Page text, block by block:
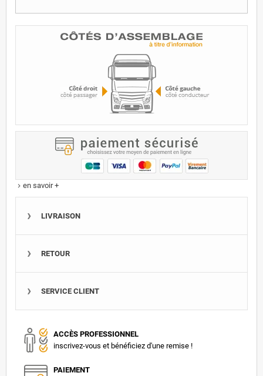
keyboard_arrow_right en savoir +
LIVRAISON
RETOUR
SERVICE CLIENT
ACCÈS PROFESSIONNEL
inscrivez-vous et bénéficiez d'une remise !
PAIEMENT